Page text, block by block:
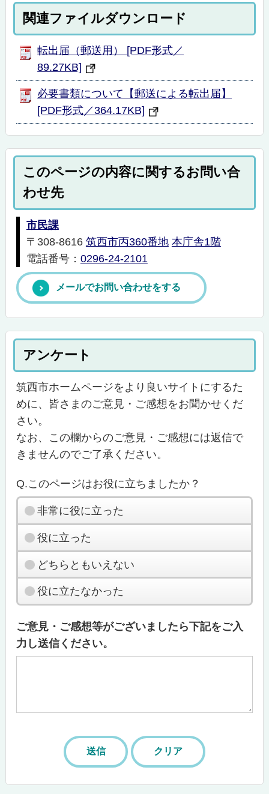
関連ファイルダウンロード
転出届（郵送用） [PDF形式／
89.27KB]
必要書類について【郵送による転出届】
[PDF形式／364.17KB]
このページの内容に関するお問い合
わせ先
市民課
〒308-8616 筑西市丙360番地 本庁舎1階
電話番号： 0296-24-2101
メールでお問い合わせをする
アンケート
筑西市ホームページをより良いサイトにするた
めに、皆さまのご意見・ご感想をお聞かせくだ
さい。
なお、この欄からのご意見・ご感想には返信で
きませんのでご了承ください。
Q.このページはお役に立ちましたか？
非常に役に立った
役に立った
どちらともいえない
役に立たなかった
ご意見・ご感想等がございましたら下記をご入
力し送信ください。